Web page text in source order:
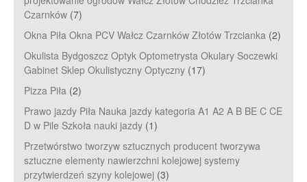
Czarnków (7)
Okna Piła Okna PCV Wałcz Czarnków Złotów Trzcianka (2)
Okulista Bydgoszcz Optyk Optometrysta Okulary Soczewki
Gabinet Sklep Okulistyczny Optyczny (17)
Pizza Piła (2)
Prawo jazdy Piła Nauka jazdy kategoria A1 A2 A B BE C CE
D‎ w Pile Szkoła nauki jazdy (1)
Przetwórstwo tworzyw sztucznych producent tworzywa
sztuczne elementy nawierzchni kolejowej systemy
przytwierdzeń szyny kolejowej (3)